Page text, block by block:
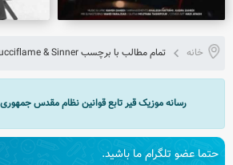
خانه تمام مطالب با برچسب Gucciflame & Sinner
رسانه موزیک قیر تابع قوانین نظام مقدس
حتما عضو تلگرام ما باشید.